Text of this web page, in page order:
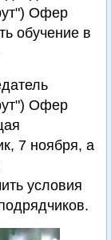
Офер
обучение в
Офер
7 ноября, а
условия